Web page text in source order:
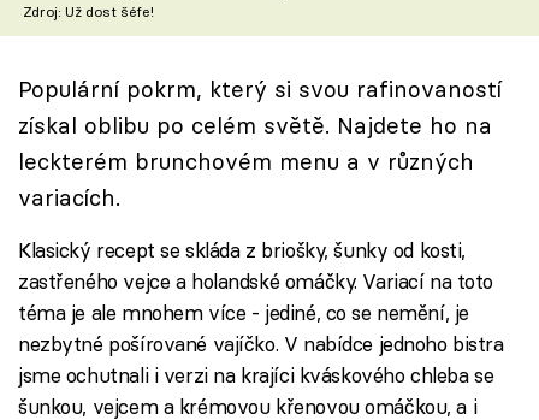
Speciál: Cuketa
Těhotnej kuchař
Sledujte prima+
Sledujte nás
Zdroj: Už dost šéfe!
Populární pokrm, který si svou rafinovaností
získal oblibu po celém světě. Najdete ho na
leckterém brunchovém menu a v různých
variacích.
Klasický recept se skláda z briošky, šunky od kosti,
zastřeného vejce a holandské omáčky. Variací na toto
téma je ale mnohem více - jediné, co se nemění, je
nezbytné pošírované vajíčko. V nabídce jednoho bistra
jsme ochutnali i verzi na krajíci kváskového chleba se
šunkou, vejcem a krémovou křenovou omáčkou, a i